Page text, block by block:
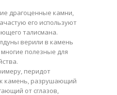
драгоценные камни,
его используют
талисмана.
верили в камень
полезные для
перидот
камень, разрушающий
от сглазов,